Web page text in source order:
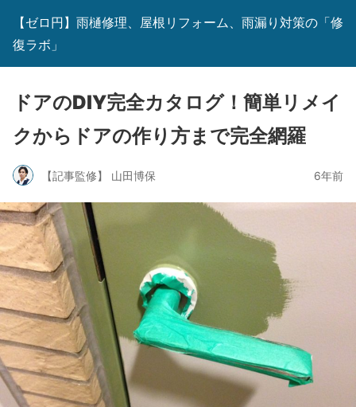
【ゼロ円】雨樋修理、屋根リフォーム、雨漏り対策の「修
復ラボ」
ドアのDIY完全カタログ！簡単リメイ
クからドアの作り方まで完全網羅
【記事監修】 山田博保 6年前